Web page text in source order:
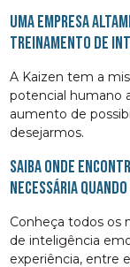
Uma empresa
Treinamento de
A Kaizen tem a
potencial humano
aumento de
desejarmos.
Saiba onde
necessária
Conheça todos os
de inteligência
experiência, entre